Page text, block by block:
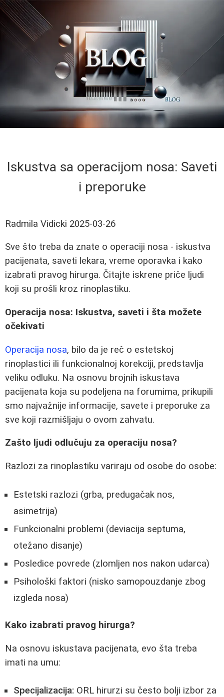
Iskustva sa operacijom nosa: Saveti
i preporuke
Radmila Vidicki 2025-03-26
Sve što treba da znate o operaciji nosa - iskustva
pacijenata, saveti lekara, vreme oporavka i kako
izabrati pravog hirurga. Čitajte iskrene priče ljudi
koji su prošli kroz rinoplastiku.
Operacija nosa: Iskustva, saveti i šta možete
očekivati
Operacija nosa, bilo da je reč o estetskoj
rinoplastici ili funkcionalnoj korekciji, predstavlja
veliku odluku. Na osnovu brojnih iskustava
pacijenata koja su podeljena na forumima, prikupili
smo najvažnije informacije, savete i preporuke za
sve koji razmišljaju o ovom zahvatu.
Zašto ljudi odlučuju za operaciju nosa?
Razlozi za rinoplastiku variraju od osobe do osobe:
Estetski razlozi (grba, predugačak nos,
asimetrija)
Funkcionalni problemi (deviacija septuma,
otežano disanje)
Posledice povrede (zlomljen nos nakon udarca)
Psihološki faktori (nisko samopouzdanje zbog
izgleda nosa)
Kako izabrati pravog hirurga?
Na osnovu iskustava pacijenata, evo šta treba
imati na umu:
Specijalizacija: ORL hirurzi su često bolji izbor za